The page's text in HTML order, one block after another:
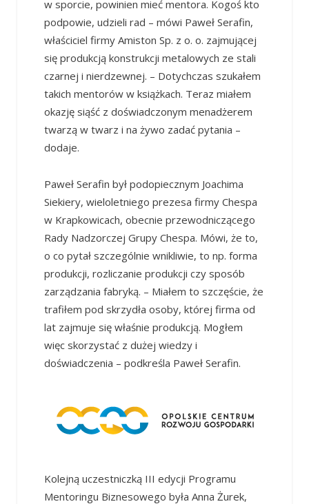
w sporcie, powinien mieć mentora. Kogoś kto
podpowie, udzieli rad – mówi Paweł Serafin,
właściciel firmy Amiston Sp. z o. o. zajmującej
się produkcją konstrukcji metalowych ze stali
czarnej i nierdzewnej. – Dotychczas szukałem
takich mentorów w książkach. Teraz miałem
okazję siąść z doświadczonym menadżerem
twarzą w twarz i na żywo zadać pytania –
dodaje.
Paweł Serafin był podopiecznym Joachima
Siekiery, wieloletniego prezesa firmy Chespa
w Krapkowicach, obecnie przewodniczącego
Rady Nadzorczej Grupy Chespa. Mówi, że to,
o co pytał szczególnie wnikliwie, to np. forma
produkcji, rozliczanie produkcji czy sposób
zarządzania fabryką. – Miałem to szczęście, że
trafiłem pod skrzydła osoby, której firma od
lat zajmuje się właśnie produkcją. Mogłem
więc skorzystać z dużej wiedzy i
doświadczenia – podkreśla Paweł Serafin.
Kolejną uczestniczką III edycji Programu
Mentoringu Biznesowego była Anna Żurek,